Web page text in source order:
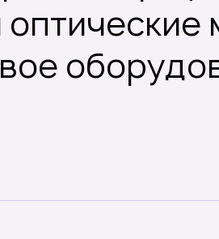
препараты, наборы